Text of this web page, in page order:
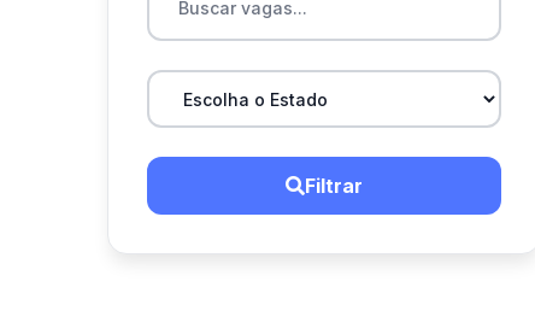
Filtrar